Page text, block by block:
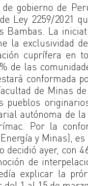
gobierno de
Ley 2259/2021
Bambas. La
la exclusividad
cuprífera en
de las
conformada
de Minas
pueblos
autónoma de
Por la
y Minas),
decidió ayer, con
de
explicar la